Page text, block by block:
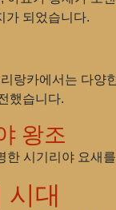
가 되었습니다.
랑카에서는 다양
했습니다.
왕조
한 시기리야 요새
시대